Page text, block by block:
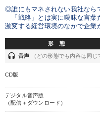
◎誰にもマネされない我社なら
「戦略」とは実に曖昧な言葉
激変する経営環境のなかで企業
形 態
headset 音声 （どの形態でも内容は同じ
CD版
デジタル音声版
（配信＋ダウンロード）